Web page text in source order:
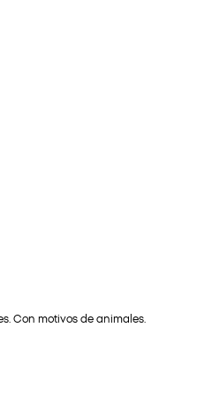
Con motivos de animales.